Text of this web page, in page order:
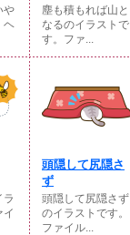
や
ヘ
塵も積もれば山と
なるのイラストで
す。ファ...
ラ
イ
頭隠して尻隠さ
ず
頭隠して尻隠さず
のイラストです。
ファイル...